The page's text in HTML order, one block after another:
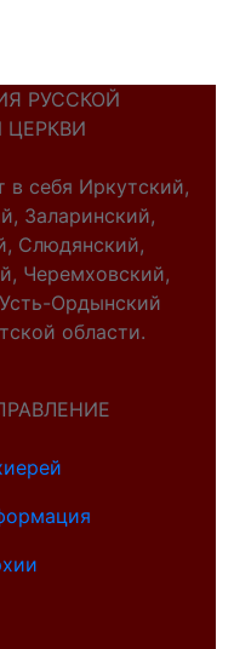
РУССКОЙ
ЦЕРКВИ
в себя Иркутский,
Заларинский,
Слюдянский,
Черемховский,
Ордынский
области.